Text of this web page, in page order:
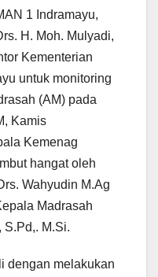
1 Indramayu,
H. Moh. Mulyadi,
Kementerian
untuk monitoring
(AM) pada
Kamis
Kemenag
hangat oleh
Wahyudin M.Ag
Madrasah
S.Pd,. M.Si.
dengan melakukan